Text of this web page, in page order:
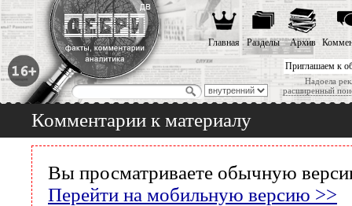
Приглашаем к
Надоела
расширенный
Главная Разделы Архив
Комментарии к материалу
Вы просматриваете обычную
Перейти на мобильную версию >>